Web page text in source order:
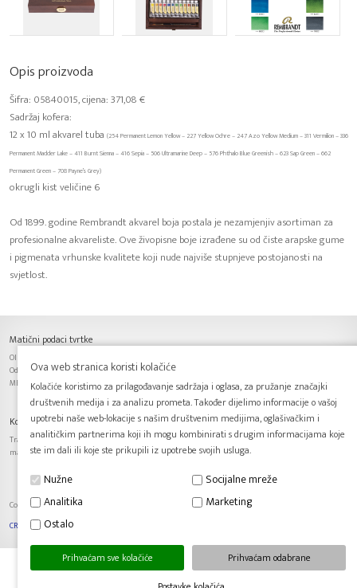
Opis proizvoda
Šifra: 05840015, cijena: 371,08 €
Sadržaj kofera:
12 x 10 ml akvarel tuba (254 Permanent Lemon Yellow – 227 Yellow Ochre – 247 Azo Yellow Medium – 311 Vermilion – 336
Permanent Madder Lake – 411 Burnt Sienna – 416 Sepia – 506 Ultramarine Deep – 576 Phthalo Blue Greenish – 623 Sap Green – 662
Permanent Green – 708 Payne’s Grey)
okrugli kist veličine 6
Od 1899. godine Rembrandt akvarel boja postala je nezamjenjiv asortiman za
profesionalne akvareliste. Ove živopisne boje izrađene su od čiste arapske gume
i pigmenata vrhunske kvalitete koji nude najviše stupnjeve postojanosti na
svjetlost.
Matični podaci tvrtke
OIB: 63701153601, IBAN: HR6425030071100061993,
Odgovorna osoba: Predrag Budimir, Trgovački sud u Zagrebu
MBS: 080115620, Temeljni kapital: 20 000,00 kn, uplaćen u cijelosti.
Kontakt podaci tvrtke
Trakošćanska 17, 10000 Zagreb, Tel.: + 385 1 3822 151, Fax.: + 385 1 3822 152, E-mail: info@art-
materijal.hr
Copyright © 2016. Art materijal d.o.o., Sva prava pridržana. |Postavke kolačića
CREW 803
Ova web stranica koristi kolačiće
Kolačiće koristimo za prilagođavanje sadržaja i oglasa, za pružanje značajki
društvenih medija i za analizu prometa. Također dijelimo informacije o vašoj
upotrebi naše web-lokacije s našim društvenim medijima, oglašivačkim i
analitičkim partnerima koji ih mogu kombinirati s drugim informacijama koje
ste im dali ili koje ste prikupili iz upotrebe svojih usluga.
Nužne
Socijalne mreže
Analitika
Marketing
Ostalo
Prihvaćam sve kolačiće
Prihvaćam odabrane